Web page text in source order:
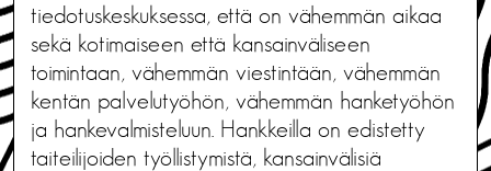
tiedotuskeskuksessa, että on vähemmän aikaa
sekä kotimaiseen että kansainväliseen
toimintaan, vähemmän viestintään, vähemmän
kentän palvelutyöhön, vähemmän hanketyöhön
ja hankevalmisteluun. Hankkeilla on edistetty
taiteilijoiden työllistymistä, kansainvälisiä